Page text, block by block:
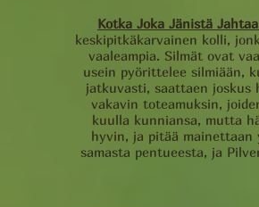
Kotka Joka Jänistä
keskipitkäkarvainen kolli,
vaaleampia. Silmät ovat
usein pyörittelee silmiään,
jatkuvasti, saattaen joskus
vakavin toteamuksin,
kuulla kunniansa, mutta
hyvin, ja pitää mainettaan
samasta pentueesta, ja